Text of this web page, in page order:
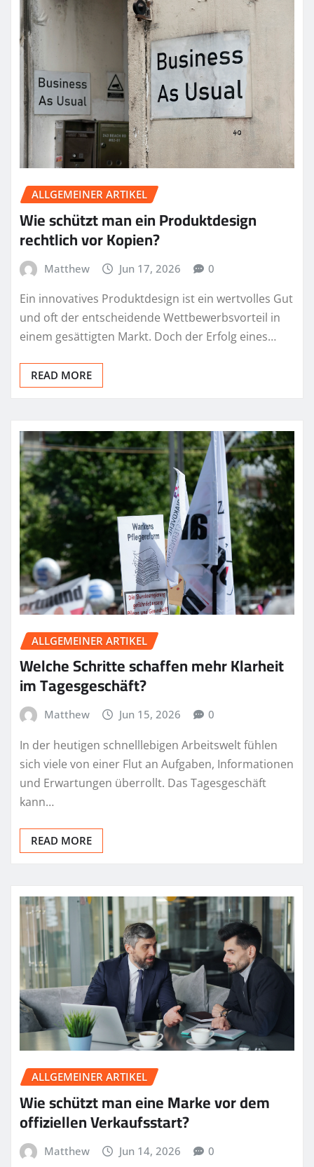
ALLGEMEINER ARTIKEL
Wie schützt man ein Produktdesign
rechtlich vor Kopien?
Matthew Jun 17, 2026 0
Ein innovatives Produktdesign ist ein wertvolles Gut
und oft der entscheidende Wettbewerbsvorteil in
einem gesättigten Markt. Doch der Erfolg eines…
READ MORE
ALLGEMEINER ARTIKEL
Welche Schritte schaffen mehr Klarheit
im Tagesgeschäft?
Matthew Jun 15, 2026 0
In der heutigen schnelllebigen Arbeitswelt fühlen
sich viele von einer Flut an Aufgaben, Informationen
und Erwartungen überrollt. Das Tagesgeschäft
kann…
READ MORE
ALLGEMEINER ARTIKEL
Wie schützt man eine Marke vor dem
offiziellen Verkaufsstart?
Matthew Jun 14, 2026 0